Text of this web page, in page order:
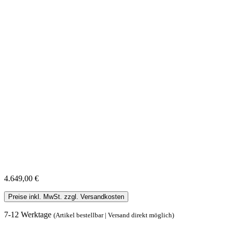
4.649,00 €
Preise inkl. MwSt. zzgl. Versandkosten
7-12 Werktage (Artikel bestellbar | Versand direkt möglich)